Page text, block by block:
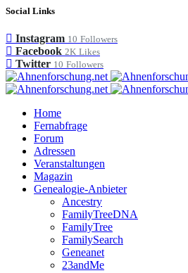
Social Links
Instagram 10 Followers
Facebook 2K Likes
Twitter 10 Followers
Home
Fernabfrage
Forum
Adressen
Veranstaltungen
Magazin
Genealogie-Anbieter
Ancestry
FamilyTreeDNA
FamilyTree
FamilySearch
Geneanet
23andMe